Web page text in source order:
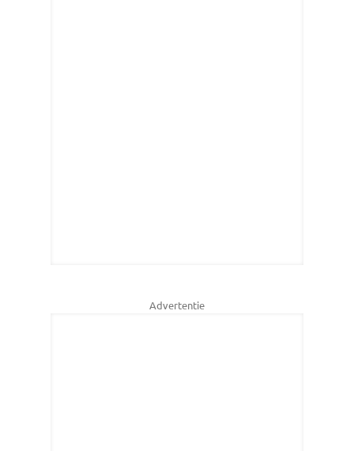
Advertentie